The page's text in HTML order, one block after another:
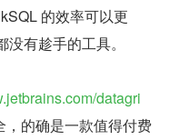
的效率可以更
有趁手的工具。
datagri
的确是一款值得付费